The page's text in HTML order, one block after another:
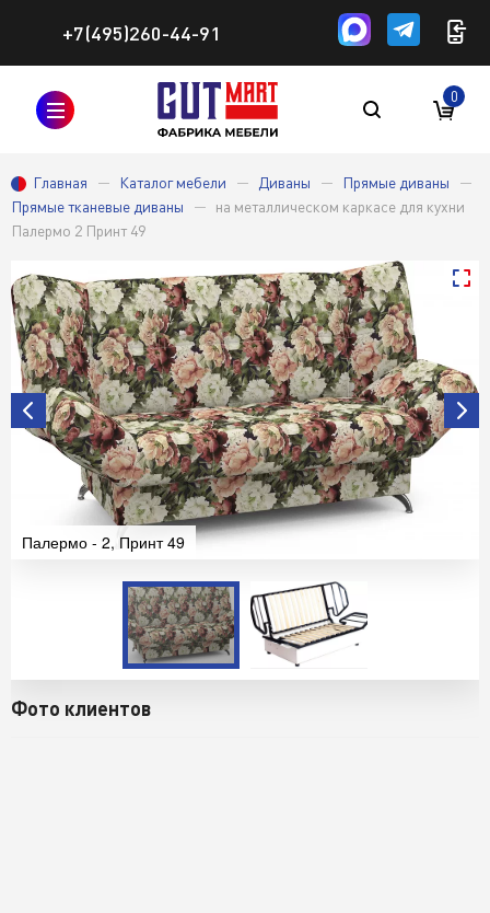
+7(495)260-44-91
0
Главная Каталог мебели Диваны
Прямые диваны
Прямые тканевые диваны
на металлическом каркасе для кухни
Палермо 2 Принт 49
Палермо - 2, Принт 49
Фото клиентов